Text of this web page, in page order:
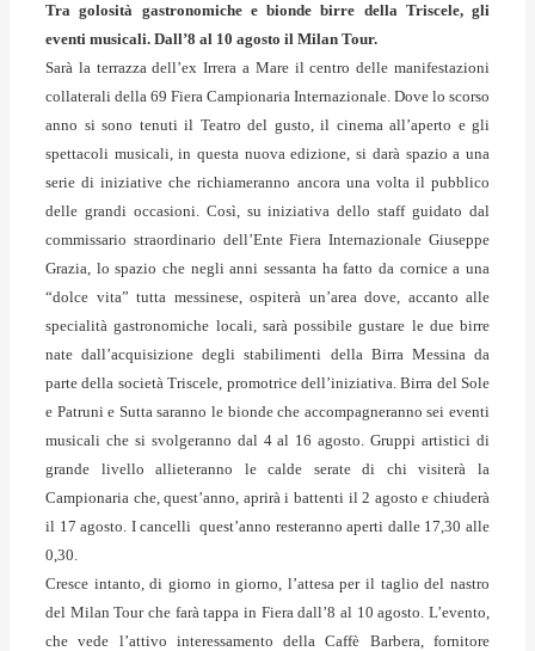
Tra golosità gastronomiche e bionde birre della Triscele, gli
eventi musicali. Dall’8 al 10 agosto il Milan Tour.
Sarà la terrazza dell’ex Irrera a Mare il centro delle manifestazioni
collaterali della 69 Fiera Campionaria Internazionale. Dove lo scorso
anno si sono tenuti il Teatro del gusto, il cinema all’aperto e gli
spettacoli musicali, in questa nuova edizione, si darà spazio a una
serie di iniziative che richiameranno ancora una volta il pubblico
delle grandi occasioni. Così, su iniziativa dello staff guidato dal
commissario straordinario dell’Ente Fiera Internazionale Giuseppe
Grazia, lo spazio che negli anni sessanta ha fatto da cornice a una
“dolce vita” tutta messinese, ospiterà un’area dove, accanto alle
specialità gastronomiche locali, sarà possibile gustare le due birre
nate dall’acquisizione degli stabilimenti della Birra Messina da
parte della società Triscele, promotrice dell’iniziativa. Birra del Sole
e Patruni e Sutta saranno le bionde che accompagneranno sei eventi
musicali che si svolgeranno dal 4 al 16 agosto. Gruppi artistici di
grande livello allieteranno le calde serate di chi visiterà la
Campionaria che, quest’anno, aprirà i battenti il 2 agosto e chiuderà
il 17 agosto. I cancelli quest’anno resteranno aperti dalle 17,30 alle
0,30.
Cresce intanto, di giorno in giorno, l’attesa per il taglio del nastro
del Milan Tour che farà tappa in Fiera dall’8 al 10 agosto. L’evento,
che vede l’attivo interessamento della Caffè Barbera, fornitore